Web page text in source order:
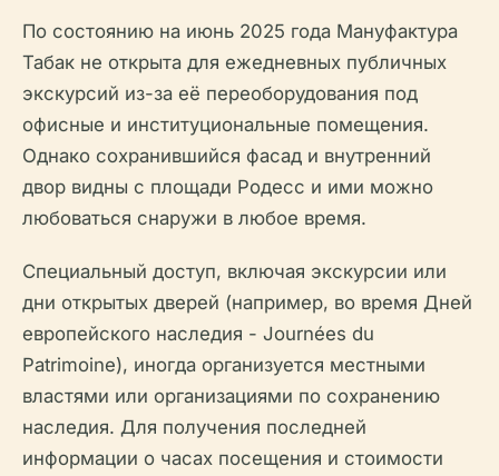
По состоянию на июнь 2025 года Мануфактура
Табак не открыта для ежедневных публичных
экскурсий из-за её переоборудования под
офисные и институциональные помещения.
Однако сохранившийся фасад и внутренний
двор видны с площади Родесс и ими можно
любоваться снаружи в любое время.
Специальный доступ, включая экскурсии или
дни открытых дверей (например, во время Дней
европейского наследия - Journées du
Patrimoine), иногда организуется местными
властями или организациями по сохранению
наследия. Для получения последней
информации о часах посещения и стоимости